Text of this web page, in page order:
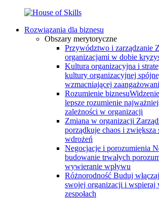
Rozwiązania dla biznesu
Obszary merytoryczne
Przywództwo i zarządzanie
organizacjami w dobie
Kultura organizacyjna i
kultury organizacyjnej
wzmacniającej
Rozumienie biznesu
lepsze rozumienie
zależności w organizacji
Zmiana w organizacji
porządkuje chaos i zwiększa
wdrożeń
Negocjacje i porozumienia
budowanie trwałych
wywieranie wpływu
Różnorodność Buduj
swojej organizacji i wspieraj
zespołach